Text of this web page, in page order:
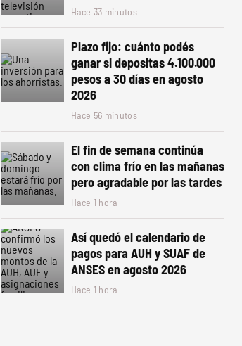
Hace 33 minutos
Plazo fijo: cuánto podés
ganar si depositas 4.100.000
pesos a 30 días en agosto
2026
Hace 56 minutos
El fin de semana continúa
con clima frío en las mañanas
pero agradable por las tardes
Hace 1 hora
Así quedó el calendario de
pagos para AUH y SUAF de
ANSES en agosto 2026
Hace 1 hora